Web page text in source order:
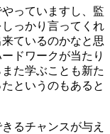
っていますし、監
っかり言ってくれ
ているのかなと思
ドワークが当たり
た学ぶことも新た
というのもあると
るチャンスが与え